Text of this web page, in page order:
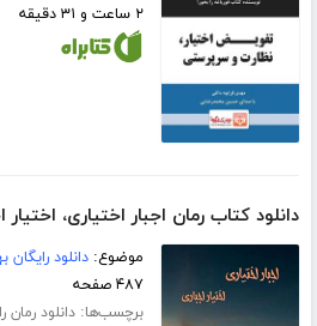
۲ ساعت و ۳۱ دقیقه
دانلود کتاب رمان اجبار اختیاری، اختیار
موضوع:دانلود رایگان
۴۸۷ صفحه
برچسب‌ها:دانلود رمان